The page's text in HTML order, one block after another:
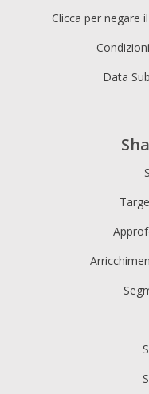
Clicca per negare
Data